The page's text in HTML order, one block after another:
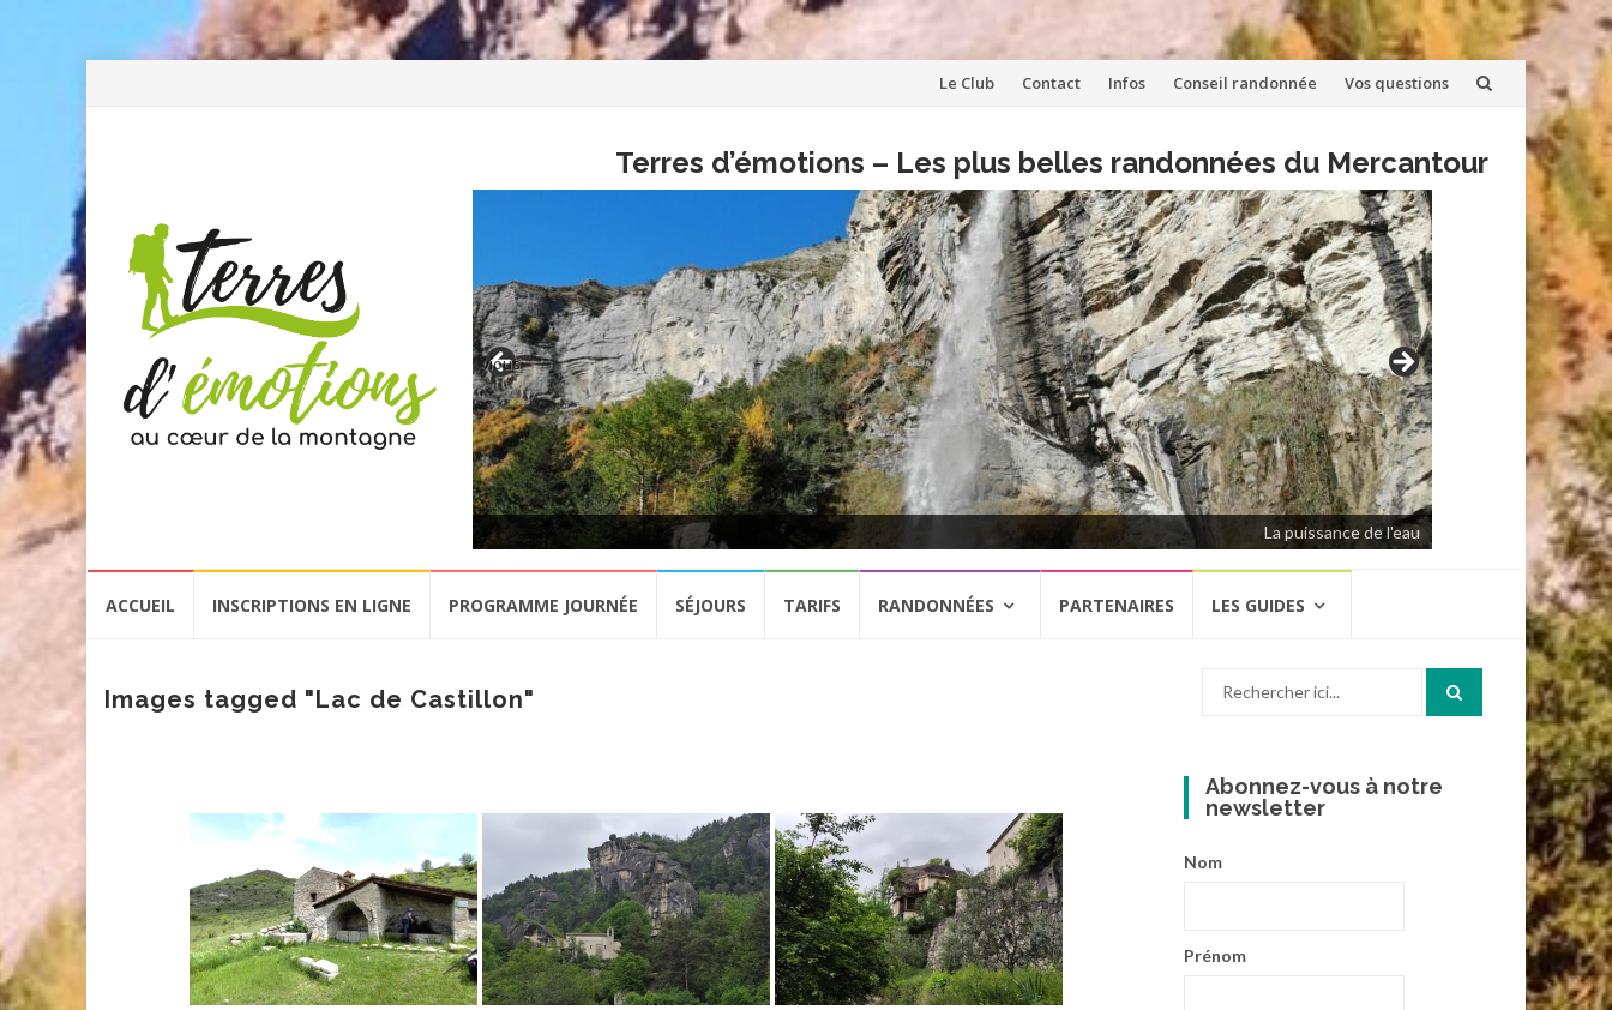
Aller
contenu
Le Club Contact Infos Conseil randonnée Vos questions
Terres d’émotions – Les plus belles randonnées du Mercantour
La puissance de l'eau
Previous
ACCUEIL INSCRIPTIONS EN LIGNE PROGRAMME JOURNÉE SÉJOURS TARIFS RANDONNÉES PARTENAIRES LES GUIDES
Images tagged "Lac de Castillon"
Abonnez-vous à notre
newsletter
Nom
Prénom